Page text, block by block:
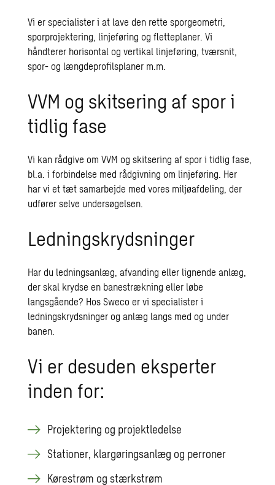
Vi er specialister i at lave den rette sporgeometri,
sporprojektering, linjeføring og fletteplaner. Vi
håndterer horisontal og vertikal linjeføring, tværsnit,
spor- og længdeprofilsplaner m.m.
VVM og skitsering af spor i
tidlig fase
Vi kan rådgive om VVM og skitsering af spor i tidlig fase,
bl.a. i forbindelse med rådgivning om linjeføring. Her
har vi et tæt samarbejde med vores miljøafdeling, der
udfører selve undersøgelsen.
Ledningskrydsninger
Har du ledningsanlæg, afvanding eller lignende anlæg,
der skal krydse en banestrækning eller løbe
langsgående? Hos Sweco er vi specialister i
ledningskrydsninger og anlæg langs med og under
banen.
Vi er desuden eksperter
inden for:
Projektering og projektledelse
Stationer, klargøringsanlæg og perroner
Kørestrøm og stærkstrøm